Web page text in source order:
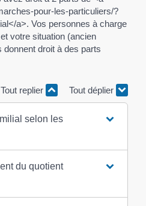
pour-les-particuliers/?
a>. Vos personnes à charge
votre situation (ancien
droit à des parts
Tout replier Tout déplier
selon les
du quotient